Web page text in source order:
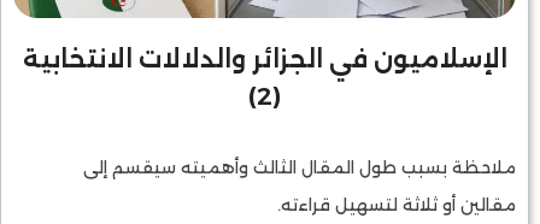
الإسلاميون في الجزائر والدلالات الانتخابية
(2)
ملاحظة بسبب طول المقال الثالث وأهميته سيقسم إلى
مقالين أو ثلاثة لتسهيل قراءته.